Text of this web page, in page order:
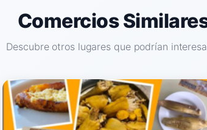
Comercios
Descubre otros lugares que podrían